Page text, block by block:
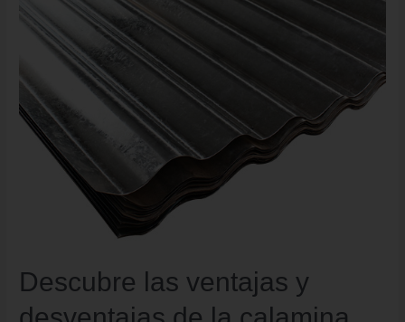
Descubre las ventajas y